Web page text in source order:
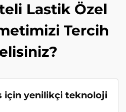
Lastik Özel
Tercih
için yenilikçi teknoloji